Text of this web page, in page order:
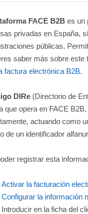
FACE B2B es un
privadas en España,
públicas.
saber más sobre
factura electrónica B2B.
DIRe (Directorio de
que opera en FACE
actuando como
de un identificador
registrar esta
Activar la facturación
Configurar la información
Introducir en la ficha del